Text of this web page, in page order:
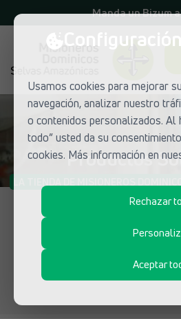
Configuración
Usamos cookies para mejorar
navegación, analizar nuestro
o contenidos personalizados. Al
todo” usted da su
cookies. Más información en
Rechazar
Aceptar
Manda un Bizum
Productos